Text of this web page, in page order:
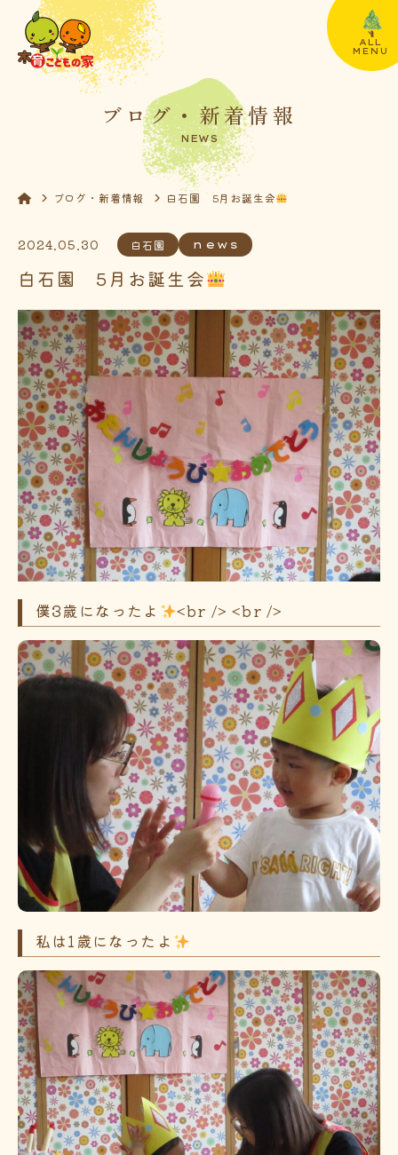
ALL
MENU
ブログ・新着情報
NEWS
ブログ・新着情報 白石園 5月お誕生会
2024.05.30 白石園 news
白石園 5月お誕生会
僕3歳になったよ <br /> <br />
私は1歳になったよ